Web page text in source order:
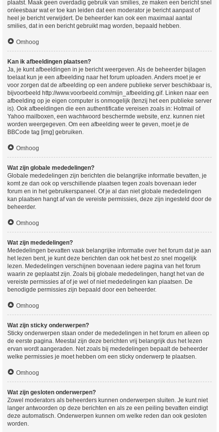
plaatst. Maak geen overdadig gebruik van smilies, ze maken een bericht snel
onleesbaar wat er toe kan leiden dat een moderator je bericht aanpast of
heel je bericht verwijdert. De beheerder kan ook een maximaal aantal
smilies, dat in een bericht gebruikt mag worden, bepaald hebben.
Omhoog
Kan ik afbeeldingen plaatsen?
Ja, je kunt afbeeldingen in je bericht weergeven. Als de beheerder bijlagen
toelaat kun je een afbeelding naar het forum uploaden. Anders moet je er
voor zorgen dat de afbeelding op een andere publieke server beschikbaar is,
bijvoorbeeld http://www.voorbeeld.com/mijn_afbeelding.gif. Linken naar een
afbeelding op je eigen computer is onmogelijk (tenzij het een publieke server
is). Ook afbeeldingen die een authentificatie vereisen zoals in: Hotmail of
Yahoo mailboxen, een wachtwoord beschermde website, enz. kunnen niet
worden weergegeven. Om een afbeelding weer te geven, moet je de
BBCode tag [img] gebruiken.
Omhoog
Wat zijn globale mededelingen?
Globale mededelingen zijn berichten die belangrijke informatie bevatten, je
komt ze dan ook op verschillende plaatsen tegen zoals bovenaan ieder
forum en in het gebruikerspaneel. Of je al dan niet globale mededelingen
kan plaatsen hangt af van de vereiste permissies, deze zijn ingesteld door de
beheerder.
Omhoog
Wat zijn mededelingen?
Mededelingen bevatten vaak belangrijke informatie over het forum dat je aan
het lezen bent, je kunt deze berichten dan ook het best zo snel mogelijk
lezen. Mededelingen verschijnen bovenaan iedere pagina van het forum
waarin ze geplaatst zijn. Zoals bij globale mededelingen, hangt het van de
vereiste permissies af of je wel of niet mededelingen kan plaatsen. De
benodigde permissies zijn bepaald door een beheerder.
Omhoog
Wat zijn sticky onderwerpen?
Sticky onderwerpen staan onder de mededelingen in het forum en alleen op
de eerste pagina. Meestal zijn deze berichten vrij belangrijk dus het lezen
ervan wordt aangeraden. Net zoals bij mededelingen bepaalt de beheerder
welke permissies je moet hebben om een sticky onderwerp te plaatsen.
Omhoog
Wat zijn gesloten onderwerpen?
Zowel moderators als beheerders kunnen onderwerpen sluiten. Je kunt niet
langer antwoorden op deze berichten en als ze een peiling bevatten eindigt
deze automatisch. Onderwerpen kunnen om welke reden dan ook gesloten
worden.